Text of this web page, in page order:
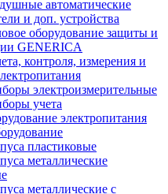
автоматические
и доп. устройства
оборудование защиты и
GENERICA
контроля, измерения и
электроизмерительные
учета
электропитания
пластиковые
металлические
металлические с